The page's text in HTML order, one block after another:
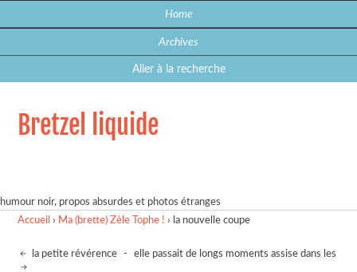
Home
Archives
Aller à la recherche
Bretzel liquide
humour noir, propos absurdes et photos étranges
Accueil › Ma (brette) Zèle Tophe ! › la nouvelle coupe
la petite révérence - elle passait de longs moments assise dans les